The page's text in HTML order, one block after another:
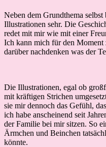
Neben dem Grundthema
Illustrationen sehr. Die
redet mit mir wie mit einer
Ich kann mich für den Moment
darüber nachdenken was der
Die Illustrationen, egal ob
mit kräftigen Strichen
sie mir dennoch das Gefühl,
ich habe anscheinend seit
der Familie bei mir sitzen. So
Ärmchen und Beinchen
könnte.